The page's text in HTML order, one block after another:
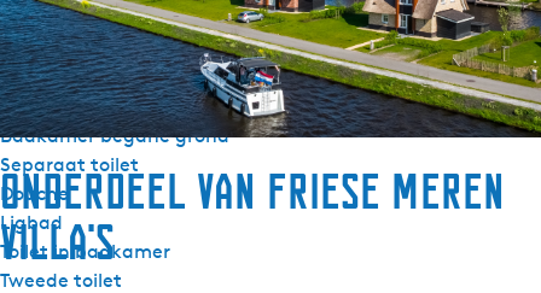
Dekbedden
Rolstoeltoegankelijk
Sanitair
Badkamer begane grond
Separaat toilet
Douche
Ligbad
Toilet in badkamer
Tweede toilet
Onderdeel van Friese Meren
Villa's